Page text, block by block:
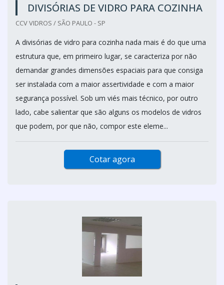
DIVISÓRIAS DE VIDRO PARA COZINHA
CCV VIDROS / SÃO PAULO - SP
A divisórias de vidro para cozinha nada mais é do que uma
estrutura que, em primeiro lugar, se caracteriza por não
demandar grandes dimensões espaciais para que consiga
ser instalada com a maior assertividade e com a maior
segurança possível. Sob um viés mais técnico, por outro
lado, cabe salientar que são alguns os modelos de vidros
que podem, por que não, compor este eleme...
Cotar agora